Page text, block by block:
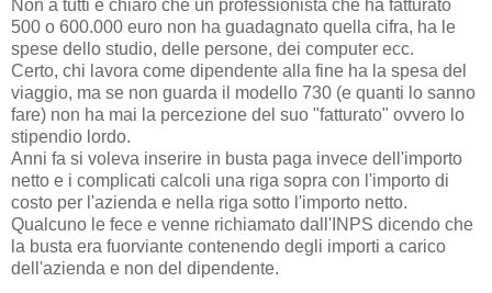
Non a tutti è chiaro che un professionista che ha fatturato
500 o 600.000 euro non ha guadagnato quella cifra, ha le
spese dello studio, delle persone, dei computer ecc.
Certo, chi lavora come dipendente alla fine ha la spesa del
viaggio, ma se non guarda il modello 730 (e quanti lo sanno
fare) non ha mai la percezione del suo "fatturato" ovvero lo
stipendio lordo.
Anni fa si voleva inserire in busta paga invece dell'importo
netto e i complicati calcoli una riga sopra con l'importo di
costo per l'azienda e nella riga sotto l'importo netto.
Qualcuno le fece e venne richiamato dall'INPS dicendo che
la busta era fuorviante contenendo degli importi a carico
dell'azienda e non del dipendente.